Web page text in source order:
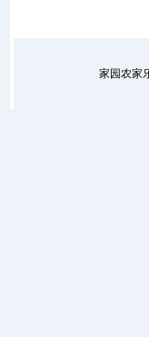
家园农家